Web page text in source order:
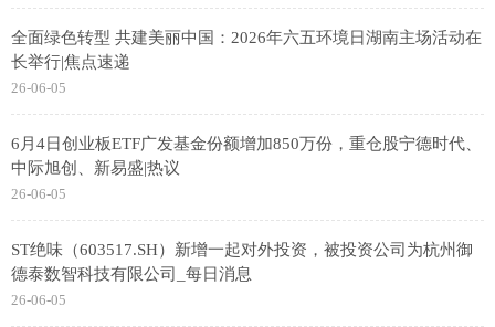
全面绿色转型 共建美丽中国：2026年六五环境日湖南主场活动在
长举行|焦点速递
26-06-05
6月4日创业板ETF广发基金份额增加850万份，重仓股宁德时代、
中际旭创、新易盛|热议
26-06-05
ST绝味（603517.SH）新增一起对外投资，被投资公司为杭州御
德泰数智科技有限公司_每日消息
26-06-05